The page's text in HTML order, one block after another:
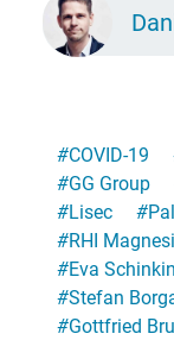
#COVID-19
#GG Group
#Lisec #
#RHI
#Eva
#Stefan
#Gottfried